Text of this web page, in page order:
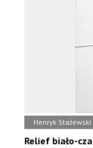
Henryk Stażewski
Relief biało-